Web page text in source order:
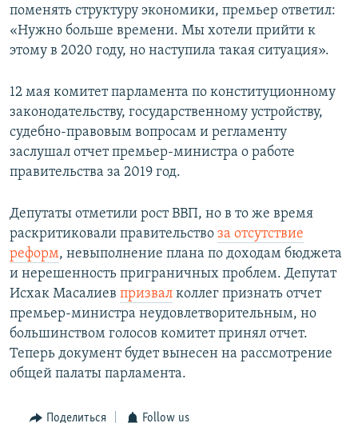
поменять структуру экономики, премьер ответил:
«Нужно больше времени. Мы хотели прийти к
этому в 2020 году, но наступила такая ситуация».
12 мая комитет парламента по конституционному
законодательству, государственному устройству,
судебно-правовым вопросам и регламенту
заслушал отчет премьер-министра о работе
правительства за 2019 год.
Депутаты отметили рост ВВП, но в то же время
раскритиковали правительство за отсутствие
реформ, невыполнение плана по доходам бюджета
и нерешенность приграничных проблем. Депутат
Исхак Масалиев призвал коллег признать отчет
премьер-министра неудовлетворительным, но
большинством голосов комитет принял отчет.
Теперь документ будет вынесен на рассмотрение
общей палаты парламента.
Поделиться Follow us